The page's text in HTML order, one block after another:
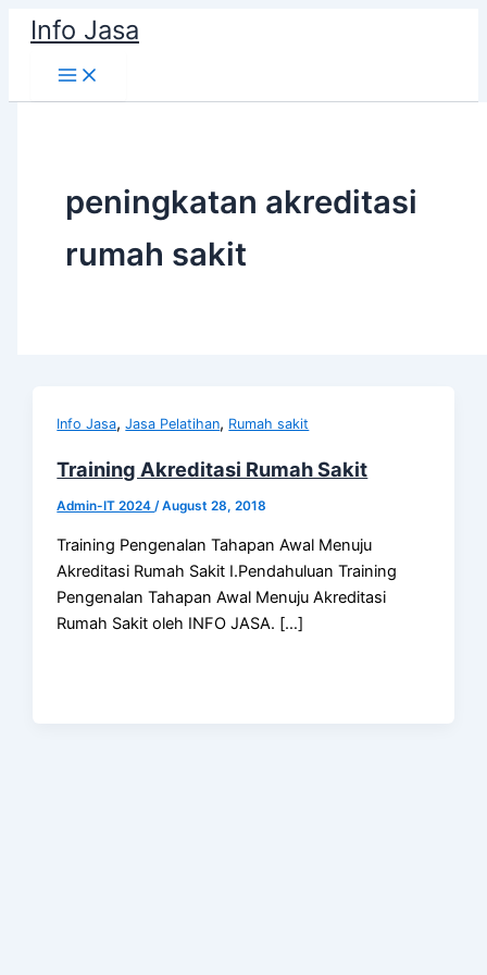
Skip
content
Info Jasa
peningkatan akreditasi
rumah sakit
Info Jasa,Jasa Pelatihan, Rumah sakit
Training Akreditasi Rumah Sakit
Admin-IT 2024/August 28, 2018
Training Pengenalan Tahapan Awal Menuju
Akreditasi Rumah Sakit I.Pendahuluan Training
Pengenalan Tahapan Awal Menuju Akreditasi
Rumah Sakit oleh INFO JASA. […]